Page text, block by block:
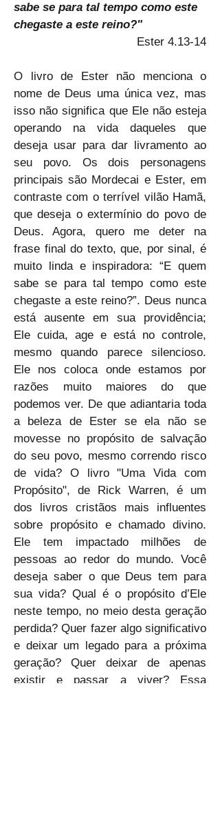
sabe se para tal tempo como este
chegaste a este reino?"
Ester 4.13-14
O livro de Ester não menciona o
nome de Deus uma única vez, mas
isso não significa que Ele não esteja
operando na vida daqueles que
deseja usar para dar livramento ao
seu povo. Os dois personagens
principais são Mordecai e Ester, em
contraste com o terrível vilão Hamã,
que deseja o extermínio do povo de
Deus. Agora, quero me deter na
frase final do texto, que, por sinal, é
muito linda e inspiradora: “E quem
sabe se para tal tempo como este
chegaste a este reino?”. Deus nunca
está ausente em sua providência;
Ele cuida, age e está no controle,
mesmo quando parece silencioso.
Ele nos coloca onde estamos por
razões muito maiores do que
podemos ver. De que adiantaria toda
a beleza de Ester se ela não se
movesse no propósito de salvação
do seu povo, mesmo correndo risco
de vida? O livro "Uma Vida com
Propósito", de Rick Warren, é um
dos livros cristãos mais influentes
sobre propósito e chamado divino.
Ele tem impactado milhões de
pessoas ao redor do mundo. Você
deseja saber o que Deus tem para
sua vida? Qual é o propósito d’Ele
neste tempo, no meio desta geração
perdida? Quer fazer algo significativo
e deixar um legado para a próxima
geração? Quer deixar de apenas
existir e passar a viver? Essa